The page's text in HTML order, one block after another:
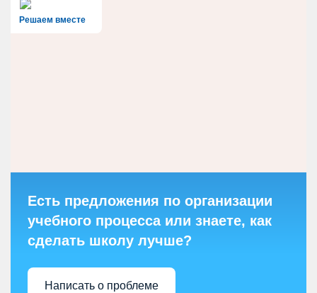
Решаем вместе
Есть предложения по организации
учебного процесса или знаете, как
сделать школу лучше?
Написать о проблеме